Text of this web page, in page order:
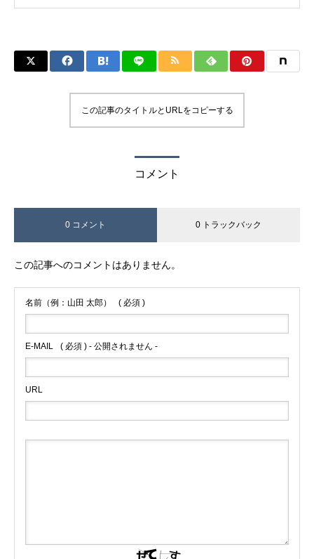
この記事のタイトルとURLをコピーする
コメント
0 コメント 0 トラックバック
この記事へのコメントはありません。
名前（例：山田 太郎） ( 必須 )
E-MAIL ( 必須 ) - 公開されません -
URL